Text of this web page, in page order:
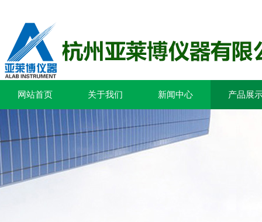
网站首页 关于我们 新闻中心 产品展